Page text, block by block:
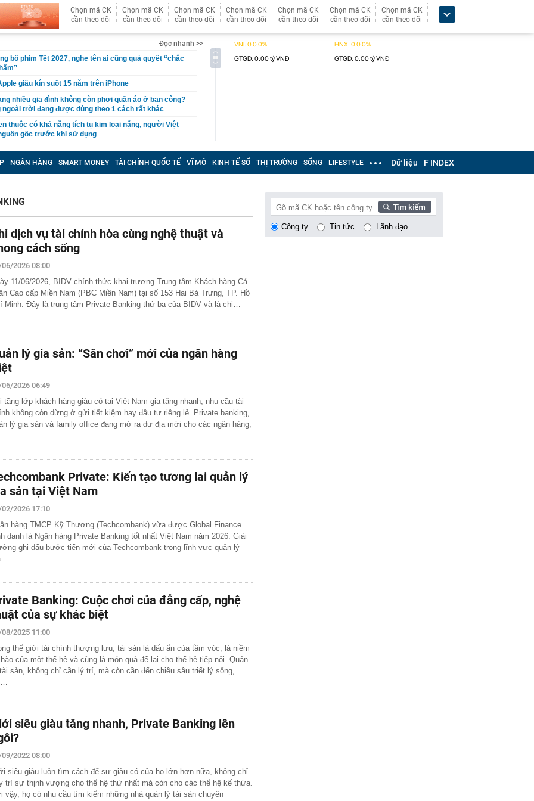
Chọn mã CK
cần theo dõi
Chọn mã CK
cần theo dõi
Chọn mã CK
cần theo dõi
Chọn mã CK
cần theo dõi
Chọn mã CK
cần theo dõi
Chọn mã CK
cần theo dõi
Chọn mã CK
cần theo dõi
Đọc nhanh >>
bố phim Tết 2027, nghe tên ai cũng quả quyết “chắc
giấu kín suốt 15 năm trên iPhone
nhiều gia đình không còn phơi quần áo ở ban công?
ngoài trời đang được dùng theo 1 cách rất khác
thuộc có khả năng tích tụ kim loại nặng, người Việt
gốc trước khi sử dụng
Lịch đi học trở lại của học sinh 34 tỉnh, thành phố sau kỳ
hầu như món nào cũng có hành lá?
gắn bó khăng khít, con trẻ được hưởng lợi!
Crimea, phá hủy hệ thống phòng không 15 triệu USD
đốc Nhà hát Chèo Quân đội mua ô tô tặng sinh nhật
12 tuổi
"dính" gần 100 lần phạt nguội do chạy quá tốc độ quy
7/2026 vi phạm 21 lần
bực bội vì lộ tin về kho đạn dược Mỹ
Không khí tập thể dục sáng ở Việt Nam 'có tính gây
mà nấu dễ từ "vua của các loại rau", giàu axit folic gấp
nữ ăn đều sẽ tốt cho dạ dày và sống thọ
đen nhẻm chụp ảnh cùng Quế Ngọc Hải: Giờ thành
hô tên là cả nước mong có bàn thắng
kg vàng trị giá gần 311 tỷ đồng ngay trên một chiếc
Quốc
bất ngờ lớn: Nhược điểm chính sẽ sớm trở thành dĩ
bố sẽ xây 10.000 trạm đổi pin ô tô điện vào năm
1 triệu xe mỗi ngày chỉ với 3 phút
NGÂN HÀNG SMART MONEY TÀI CHÍNH QUỐC TẾ VĨ MÔ KINH TẾ SỐ THỊ TRƯỜNG SỐNG LIFESTYLE Dữ liệu F INDEX
dịch vụ tài chính hòa cùng nghệ thuật và
cách sống
06/2026 08:00
11/06/2026, BIDV chính thức khai trương Trung tâm Khách hàng Cá
Cao cấp Miền Nam (PBC Miền Nam) tại số 153 Hai Bà Trưng, TP. Hồ
Minh. Đây là trung tâm Private Banking thứ ba của BIDV và là chi…
lý gia sản: “Sân chơi” mới của ngân hàng
06/2026 06:49
tầng lớp khách hàng giàu có tại Việt Nam gia tăng nhanh, nhu cầu tài
không còn dừng ở gửi tiết kiệm hay đầu tư riêng lẻ. Private banking,
lý gia sản và family office đang mở ra dư địa mới cho các ngân hàng,
Private: Kiến tạo tương lai quản lý
sản tại Việt Nam
02/2026 17:10
hàng TMCP Kỹ Thương (Techcombank) vừa được Global Finance
danh là Ngân hàng Private Banking tốt nhất Việt Nam năm 2026. Giải
ghi dấu bước tiến mới của Techcombank trong lĩnh vực quản lý
Banking: Cuộc chơi của đẳng cấp, nghệ
của sự khác biệt
2025 11:00
thế giới tài chính thượng lưu, tài sản là dấu ấn của tầm vóc, là niềm
của một thế hệ và cũng là món quà để lại cho thế hệ tiếp nối. Quản
sản, không chỉ cần lý trí, mà còn cần đến chiều sâu triết lý sống,
siêu giàu tăng nhanh, Private Banking lên
2022 08:00
siêu giàu luôn tìm cách để sự giàu có của họ lớn hơn nữa, không chỉ
trì sự thịnh vượng cho thế hệ thứ nhất mà còn cho các thế hệ kế thừa.
vậy, họ có nhu cầu tìm kiếm những nhà quản lý tài sản chuyên
Công ty Tin tức Lãnh đạo